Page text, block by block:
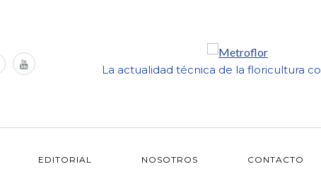
La actualidad técnica de la floricultura
EDITORIAL NOSOTROS CONTACTO